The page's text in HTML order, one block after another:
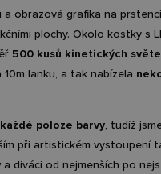
obrazová grafika na prstenci
plochy. Okolo kostky s
500 kusů kinetických
lanku, a tak nabízela
poloze barvy, tudíž
při artistickém vystoupení
diváci od nejmenších po